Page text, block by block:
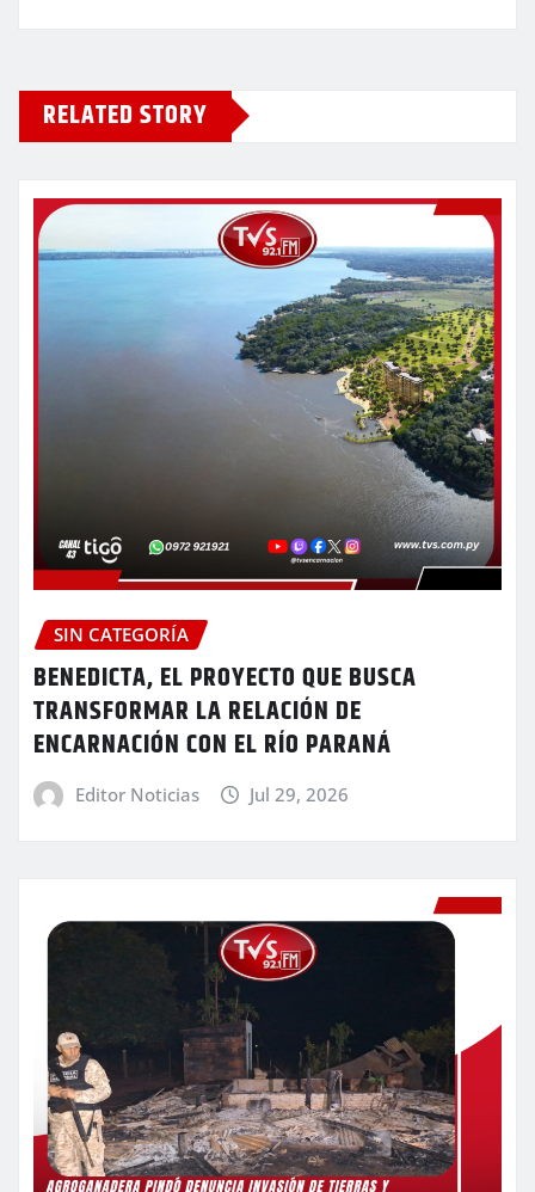
RELATED STORY
SIN CATEGORÍA
BENEDICTA, EL PROYECTO QUE BUSCA
TRANSFORMAR LA RELACIÓN DE
ENCARNACIÓN CON EL RÍO PARANÁ
Editor Noticias Jul 29, 2026